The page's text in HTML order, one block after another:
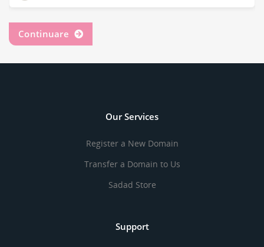
Our Services
Register a New Domain
Transfer a Domain to Us
Sadad Store
Support